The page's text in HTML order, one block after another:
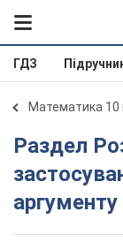
ГДЗ
Математика 10
Раздел Розділ 3. Похідна та її
аргументу